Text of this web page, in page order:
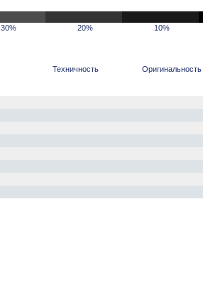
30% 20% 10%
Техничность Оригинальность